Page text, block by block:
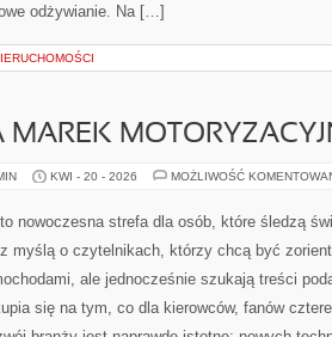
odżywianie. Na […]
MAREK
KWI - 20 - 2026 MOŻLIWOŚĆ
nowoczesna strefa dla osób, które śledzą
myślą o czytelnikach, którzy chcą być
ale jednocześnie szukają treści
się na tym, co dla kierowców, fanów